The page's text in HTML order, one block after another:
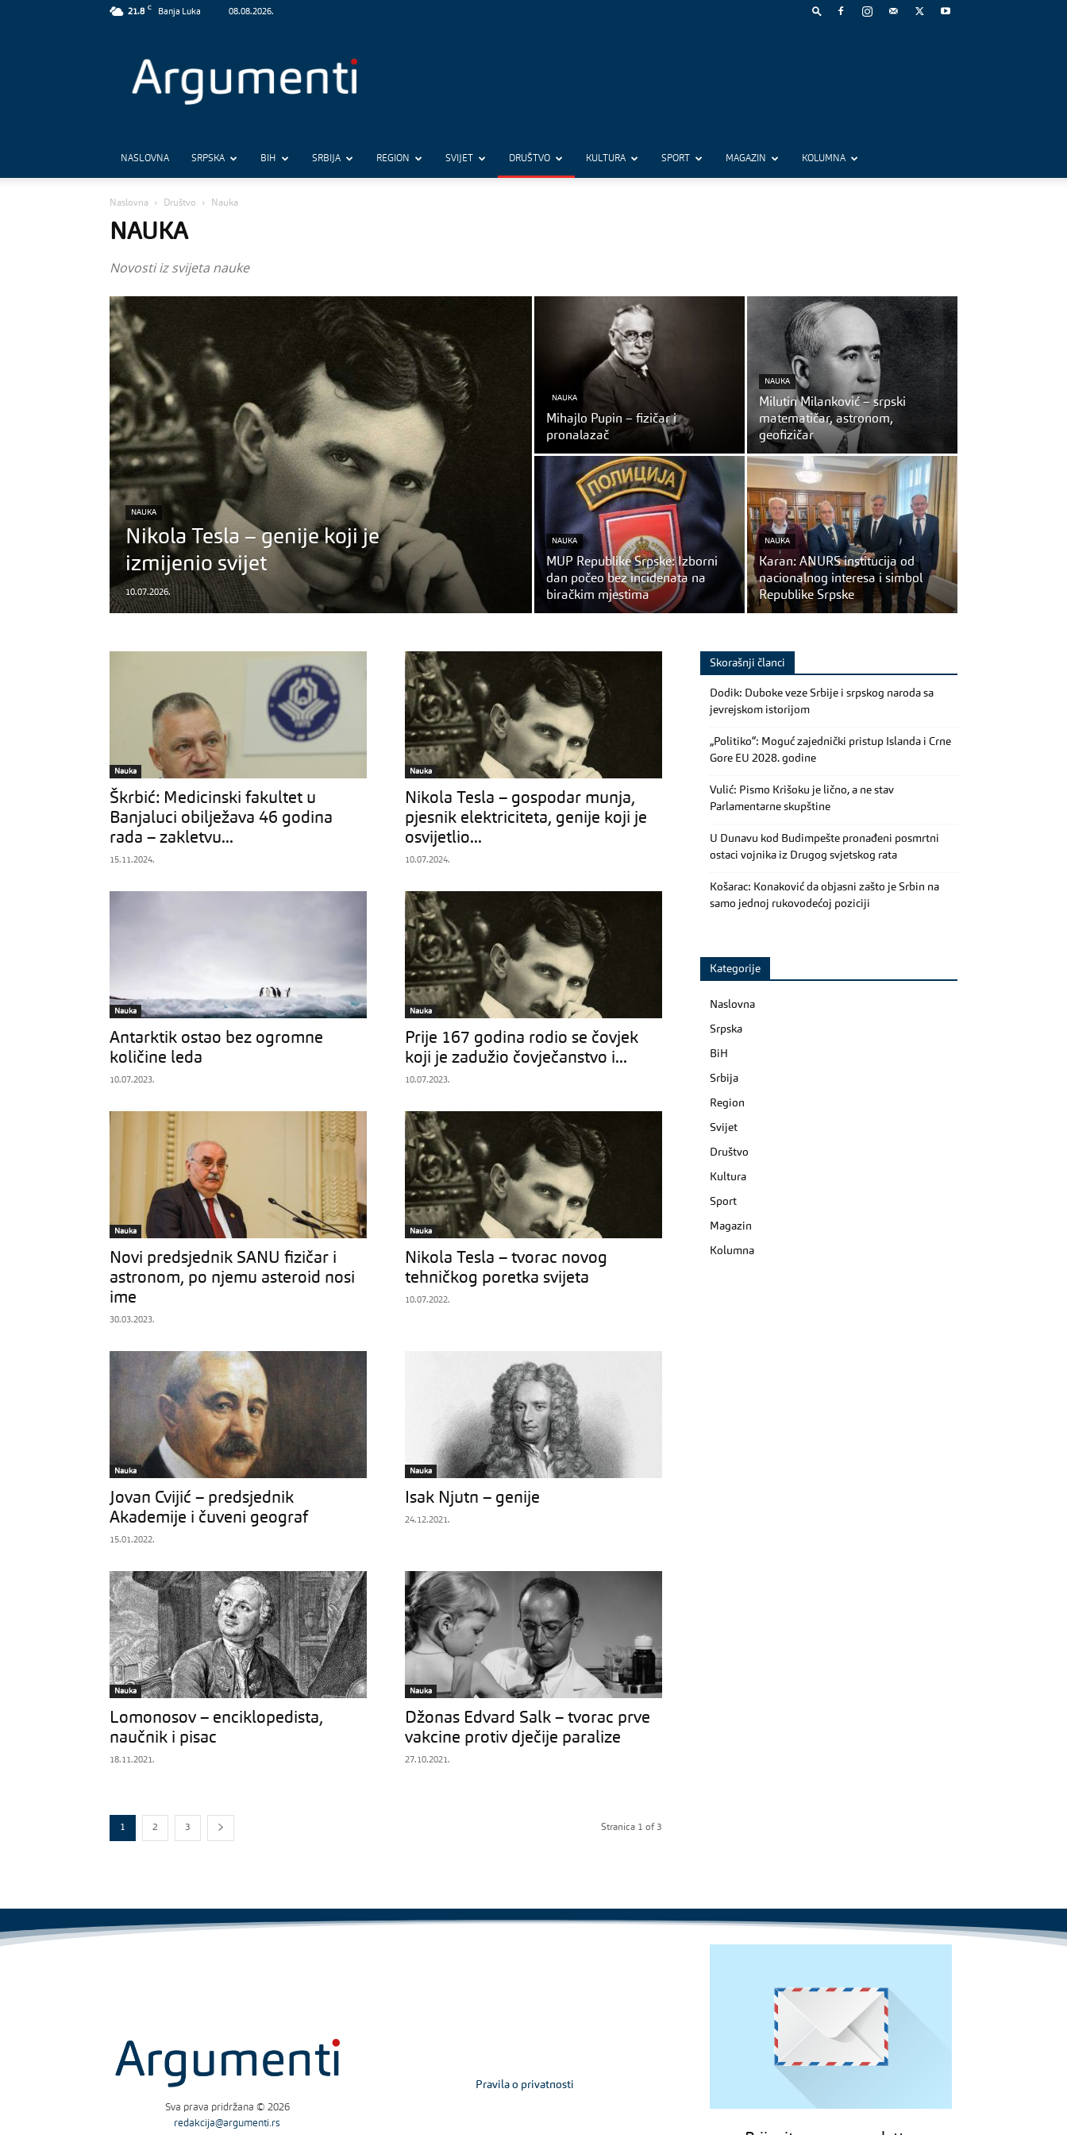
21.8
C
Banja Luka 08.08.2026.
NASLOVNA SRPSKA BIH SRBIJA REGION SVIJET DRUŠTVO KULTURA SPORT MAGAZIN KOLUMNA
Naslovna Društvo Nauka
NAUKA
Novosti iz svijeta nauke
NAUKA
Nikola Tesla – genije koji je
izmijenio svijet
10.07.2026.
NAUKA
Mihajlo Pupin – fizičar i
pronalazač
NAUKA
Milutin Milanković – srpski
matematičar, astronom,
geofizičar
NAUKA
MUP Republike Srpske: Izborni
dan počeo bez incidenata na
biračkim mjestima
NAUKA
Karan: ANURS institucija od
nacionalnog interesa i simbol
Republike Srpske
Nauka
Škrbić: Medicinski fakultet u
Banjaluci obilježava 46 godina
rada – zakletvu...
15.11.2024.
Nauka
Nikola Tesla – gospodar munja,
pjesnik elektriciteta, genije koji je
osvijetlio...
10.07.2024.
Nauka
Antarktik ostao bez ogromne
količine leda
10.07.2023.
Nauka
Prije 167 godina rodio se čovjek
koji je zadužio čovječanstvo i...
10.07.2023.
Nauka
Novi predsjednik SANU fizičar i
astronom, po njemu asteroid nosi
ime
30.03.2023.
Nauka
Nikola Tesla – tvorac novog
tehničkog poretka svijeta
10.07.2022.
Nauka
Jovan Cvijić – predsjednik
Akademije i čuveni geograf
15.01.2022.
Nauka
Isak Njutn – genije
24.12.2021.
Nauka
Lomonosov – enciklopedista,
naučnik i pisac
18.11.2021.
Nauka
Džonas Edvard Salk – tvorac prve
vakcine protiv dječije paralize
27.10.2021.
1 2 3 Stranica 1 of 3
Skorašnji članci
Dodik: Duboke veze Srbije i srpskog naroda sa
jevrejskom istorijom
„Politiko“: Moguć zajednički pristup Islanda i Crne
Gore EU 2028. godine
Vulić: Pismo Krišoku je lično, a ne stav
Parlamentarne skupštine
U Dunavu kod Budimpešte pronađeni posmrtni
ostaci vojnika iz Drugog svjetskog rata
Košarac: Konaković da objasni zašto je Srbin na
samo jednoj rukovodećoj poziciji
Kategorije
Naslovna
Srpska
BiH
Srbija
Region
Svijet
Društvo
Kultura
Sport
Magazin
Kolumna
Sva prava pridržana © 2026
redakcija@argumenti.rs
Pravila o privatnosti